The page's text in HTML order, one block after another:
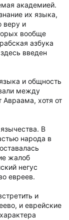
академией.
их языка,
веру и
вообще
азбука
введен
и общность
между
хотя от
В
народа в
жалоб
негус
евреев.
и
и еврейские